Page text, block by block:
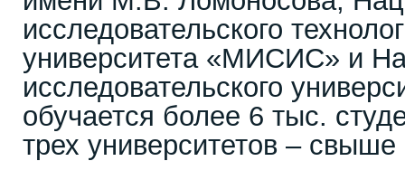
исследовательского
университета «МИСИС» и
исследовательского
обучается более 6 тыс.
трех университетов –